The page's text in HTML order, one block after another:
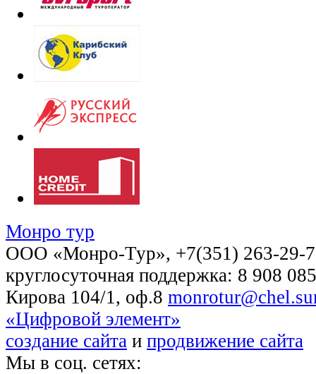
Монро тур
OOO «Монро-Тур», +7(351) 263-29-
круглосуточная поддержка: 8 908
Кирова 104/1, оф.8
«Цифровой элемент»
создание сайта и продвижение сайта
Мы в соц. сетях: